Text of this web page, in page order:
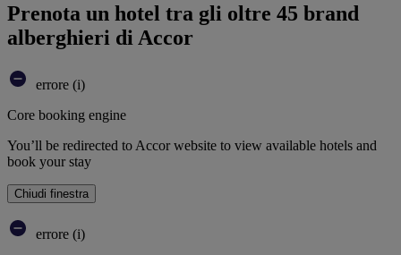
Prenota un hotel tra gli oltre 45 brand
alberghieri di Accor
errore (i)
Core booking engine
You’ll be redirected to Accor website to view available hotels and
book your stay
Chiudi finestra
errore (i)